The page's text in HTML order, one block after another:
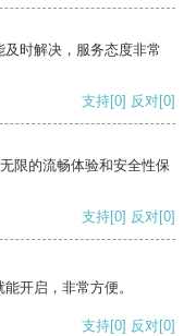
时解决，服务态度非常
支持[0] 反对[0]
限的流畅体验和安全性保
支持[0] 反对[0]
开启，非常方便。
支持[0] 反对[0]